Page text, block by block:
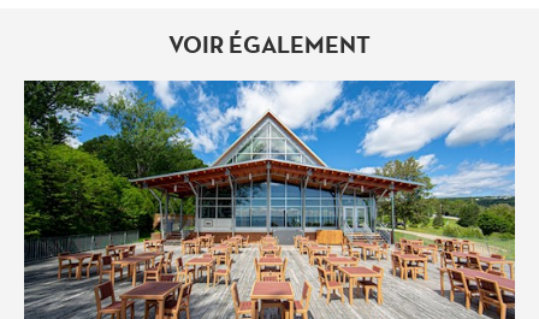
VOIR ÉGALEMENT